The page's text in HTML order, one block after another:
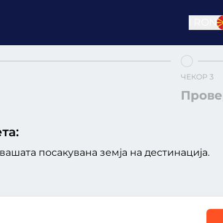
ЧЕКОР 3
посакувана земја на дестинација.